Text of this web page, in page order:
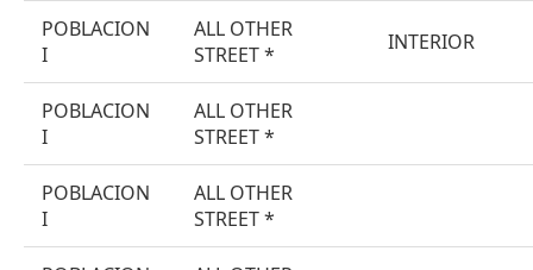
POBLACION
I
ALL OTHER
STREET *
INTERIOR
POBLACION
I
ALL OTHER
STREET *
POBLACION
I
ALL OTHER
STREET *